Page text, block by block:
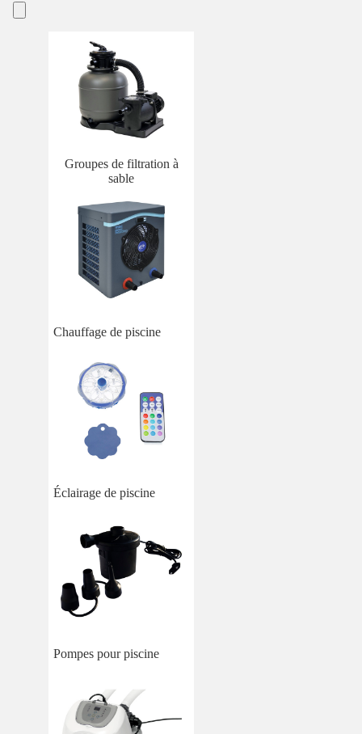
Groupes de filtration à
sable
Chauffage de piscine
Éclairage de piscine
Pompes pour piscine